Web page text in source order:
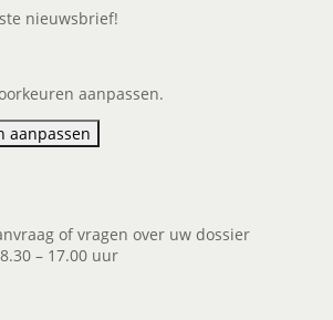
nieuwsbrief!
aanpassen.
aanpassen
of vragen over uw dossier
– 17.00 uur